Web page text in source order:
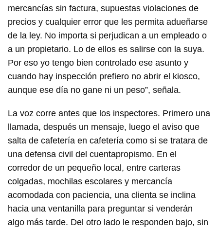
mercancías sin factura, supuestas violaciones de
precios y cualquier error que les permita adueñarse
de la ley. No importa si perjudican a un empleado o
a un propietario. Lo de ellos es salirse con la suya.
Por eso yo tengo bien controlado ese asunto y
cuando hay inspección prefiero no abrir el kiosco,
aunque ese día no gane ni un peso”, señala.
La voz corre antes que los inspectores. Primero una
llamada, después un mensaje, luego el aviso que
salta de cafetería en cafetería como si se tratara de
una defensa civil del cuentapropismo. En el
corredor de un pequeño local, entre carteras
colgadas, mochilas escolares y mercancía
acomodada con paciencia, una clienta se inclina
hacia una ventanilla para preguntar si venderán
algo más tarde. Del otro lado le responden bajo, sin